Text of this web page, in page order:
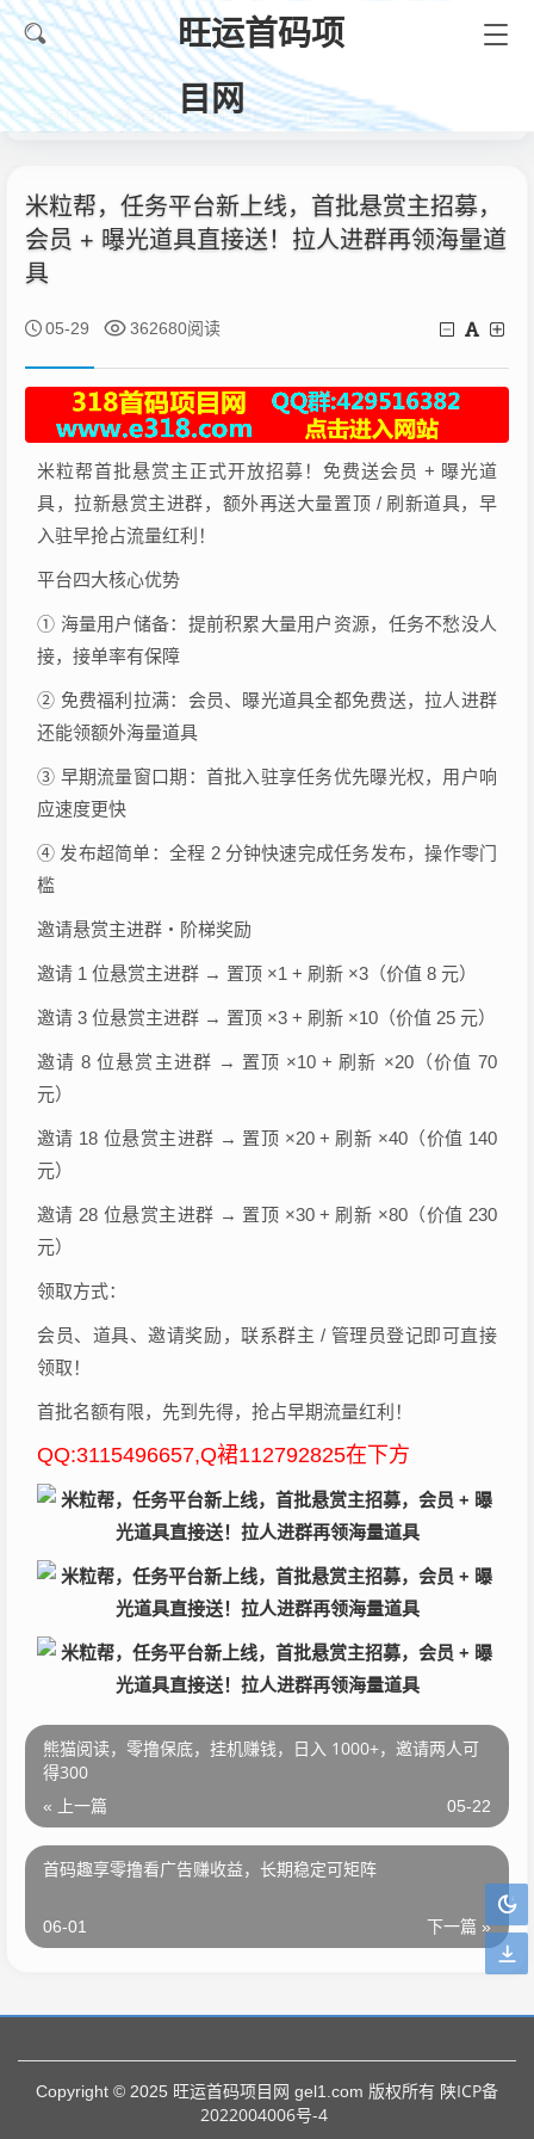
旺运首码项
目网
当前位置： 首页 首码项目 正文
米粒帮，任务平台新上线，首批悬赏主招募，
会员 + 曝光道具直接送！拉人进群再领海量道
具
05-29 362680阅读
米粒帮首批悬赏主正式开放招募！免费送会员 + 曝光道
具，拉新悬赏主进群，额外再送大量置顶 / 刷新道具，早
入驻早抢占流量红利！
平台四大核心优势
① 海量用户储备：提前积累大量用户资源，任务不愁没人
接，接单率有保障
② 免费福利拉满：会员、曝光道具全都免费送，拉人进群
还能领额外海量道具
③ 早期流量窗口期：首批入驻享任务优先曝光权，用户响
应速度更快
④ 发布超简单：全程 2 分钟快速完成任务发布，操作零门
槛
邀请悬赏主进群・阶梯奖励
邀请 1 位悬赏主进群 → 置顶 ×1 + 刷新 ×3（价值 8 元）
邀请 3 位悬赏主进群 → 置顶 ×3 + 刷新 ×10（价值 25 元）
邀请 8 位悬赏主进群 → 置顶 ×10 + 刷新 ×20（价值 70
元）
邀请 18 位悬赏主进群 → 置顶 ×20 + 刷新 ×40（价值 140
元）
邀请 28 位悬赏主进群 → 置顶 ×30 + 刷新 ×80（价值 230
元）
领取方式：
会员、道具、邀请奖励，联系群主 / 管理员登记即可直接
领取！
首批名额有限，先到先得，抢占早期流量红利！
QQ:3115496657,Q裙112792825在下方
熊猫阅读，零撸保底，挂机赚钱，日入 1000+，邀请两人可
得300
« 上一篇 05-22
首码趣享零撸看广告赚收益，长期稳定可矩阵
下一篇 »
06-01
Copyright © 2025 旺运首码项目网 gel1.com 版权所有 陕ICP备
2022004006号-4